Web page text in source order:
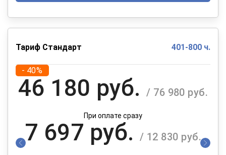
Тариф Стандарт 401-800 ч.
- 40%
46 180 руб. / 76 980 руб.
При оплате сразу
7 697 руб. / 12 830 руб.